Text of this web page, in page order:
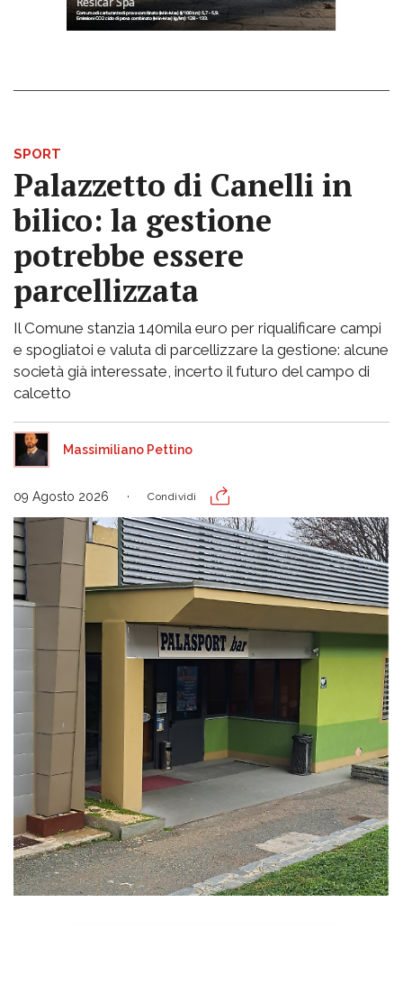
SPORT
Palazzetto di Canelli in
bilico: la gestione
potrebbe essere
parcellizzata
Il Comune stanzia 140mila euro per riqualificare campi
e spogliatoi e valuta di parcellizzare la gestione: alcune
società già interessate, incerto il futuro del campo di
calcetto
Massimiliano Pettino
09 Agosto 2026 Condividi